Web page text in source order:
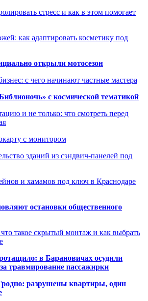
стресс и как в этом помогает
как адаптировать косметику под
открыли мотосезон
с чего начинают частные мастера
с космической тематикой
и не только: что смотреть перед
с монитором
зданий из сэндвич-панелей под
и хамамов под ключ в Краснодаре
остановки общественного
такое скрытый монтаж и как выбрать
в Барановичах осудили
травмирование пассажирки
разрушены квартиры, один